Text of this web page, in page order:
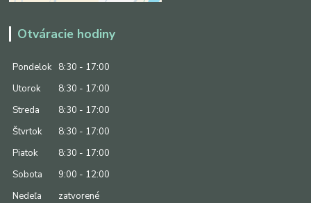
Otváracie hodiny
Pondelok
8:30 - 17:00
Utorok
8:30 - 17:00
Streda
8:30 - 17:00
Štvrtok
8:30 - 17:00
Piatok
8:30 - 17:00
Sobota
9:00 - 12:00
Nedeľa
zatvorené